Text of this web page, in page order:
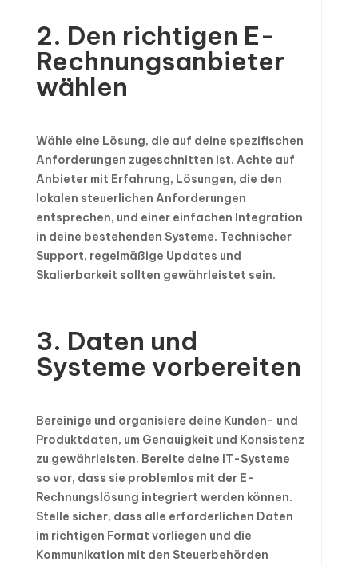
2. Den richtigen E-
Rechnungsanbieter
wählen
Wähle eine Lösung, die auf deine spezifischen
Anforderungen zugeschnitten ist. Achte auf
Anbieter mit Erfahrung, Lösungen, die den
lokalen steuerlichen Anforderungen
entsprechen, und einer einfachen Integration
in deine bestehenden Systeme. Technischer
Support, regelmäßige Updates und
Skalierbarkeit sollten gewährleistet sein.
3. Daten und
Systeme vorbereiten
Bereinige und organisiere deine Kunden- und
Produktdaten, um Genauigkeit und Konsistenz
zu gewährleisten. Bereite deine IT-Systeme
so vor, dass sie problemlos mit der E-
Rechnungslösung integriert werden können.
Stelle sicher, dass alle erforderlichen Daten
im richtigen Format vorliegen und die
Kommunikation mit den Steuerbehörden